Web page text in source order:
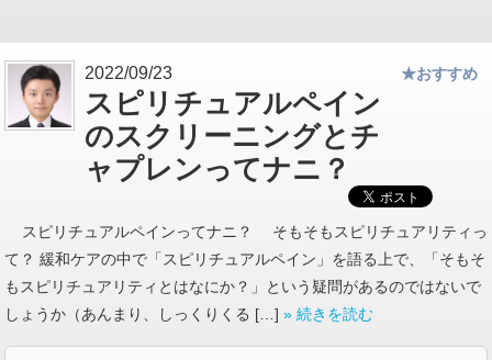
2022/09/23
スピリチュアルペイン
のスクリーニングとチ
ャプレンってナニ？
★おすすめ
スピリチュアルペインってナニ？ そもそもスピリチュアリティっ
て？ 緩和ケアの中で「スピリチュアルペイン」を語る上で、「そもそ
もスピリチュアリティとはなにか？」という疑問があるのではないで
しょうか（あんまり、しっくりくる […] » 続きを読む